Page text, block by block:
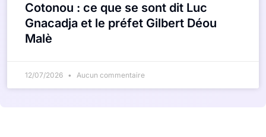
Cotonou : ce que se sont dit Luc
Gnacadja et le préfet Gilbert Déou
Malè
12/07/2026 Aucun commentaire